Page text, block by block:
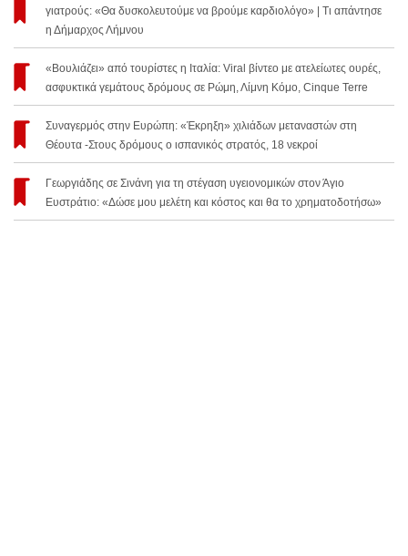
γιατρούς: «Θα δυσκολευτούμε να βρούμε καρδιολόγο» | Τι απάντησε
η Δήμαρχος Λήμνου
«Βουλιάζει» από τουρίστες η Ιταλία: Viral βίντεο με ατελείωτες ουρές,
ασφυκτικά γεμάτους δρόμους σε Ρώμη, Λίμνη Κόμο, Cinque Terre
Συναγερμός στην Ευρώπη: «Έκρηξη» χιλιάδων μεταναστών στη
Θέουτα -Στους δρόμους ο ισπανικός στρατός, 18 νεκροί
Γεωργιάδης σε Σινάνη για τη στέγαση υγειονομικών στον Άγιο
Ευστράτιο: «Δώσε μου μελέτη και κόστος και θα το χρηματοδοτήσω»